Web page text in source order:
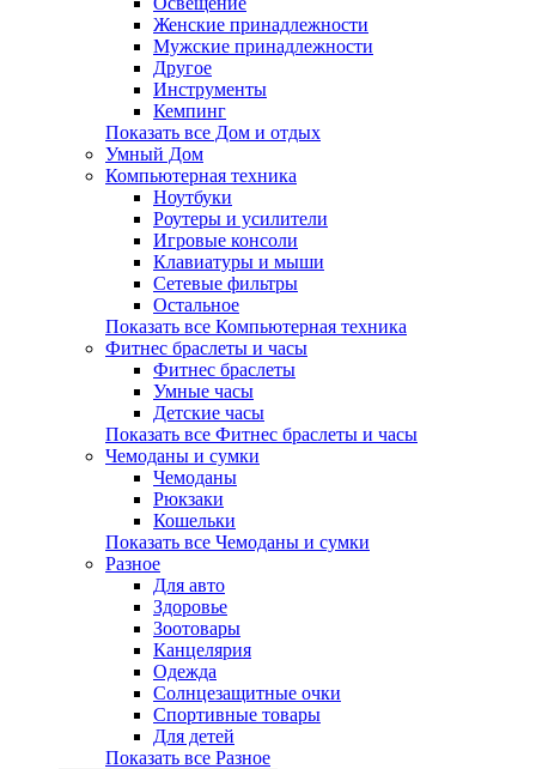
Женские принадлежности
Мужские принадлежности
Другое
Инструменты
Кемпинг
Показать все Дом и отдых
Умный Дом
Компьютерная техника
Ноутбуки
Роутеры и усилители
Игровые консоли
Клавиатуры и мыши
Сетевые фильтры
Остальное
Показать все Компьютерная техника
Фитнес браслеты и часы
Фитнес браслеты
Умные часы
Детские часы
Показать все Фитнес браслеты и часы
Чемоданы и сумки
Чемоданы
Рюкзаки
Кошельки
Показать все Чемоданы и сумки
Разное
Для авто
Здоровье
Зоотовары
Канцелярия
Одежда
Солнцезащитные очки
Спортивные товары
Для детей
Показать все Разное